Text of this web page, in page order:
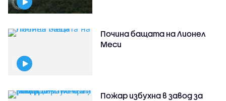
Почина бащата на Лионел
Меси
Пожар избухна в завод за